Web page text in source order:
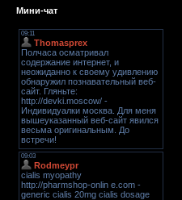
Мини-чат